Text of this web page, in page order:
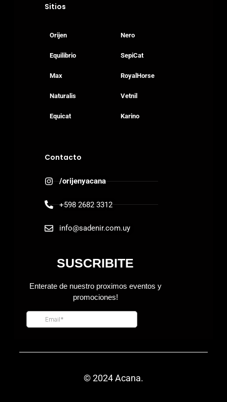
Sitios
Orijen
Equilibrio
Max
Naturalis
Equicat
Nero
SepiCat
RoyalHorse
Vetnil
Karino
Contacto
/orijenyacana
+598 2682 3312
info@sadenir.com.uy
© 2024 Acana.